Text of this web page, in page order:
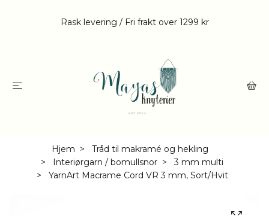
Rask levering / Fri frakt over 1299 kr
Hjem
Tråd til makramé og hekling
Interiørgarn / bomullsnor
3 mm multi
YarnArt Macrame Cord VR 3 mm, Sort/Hvit